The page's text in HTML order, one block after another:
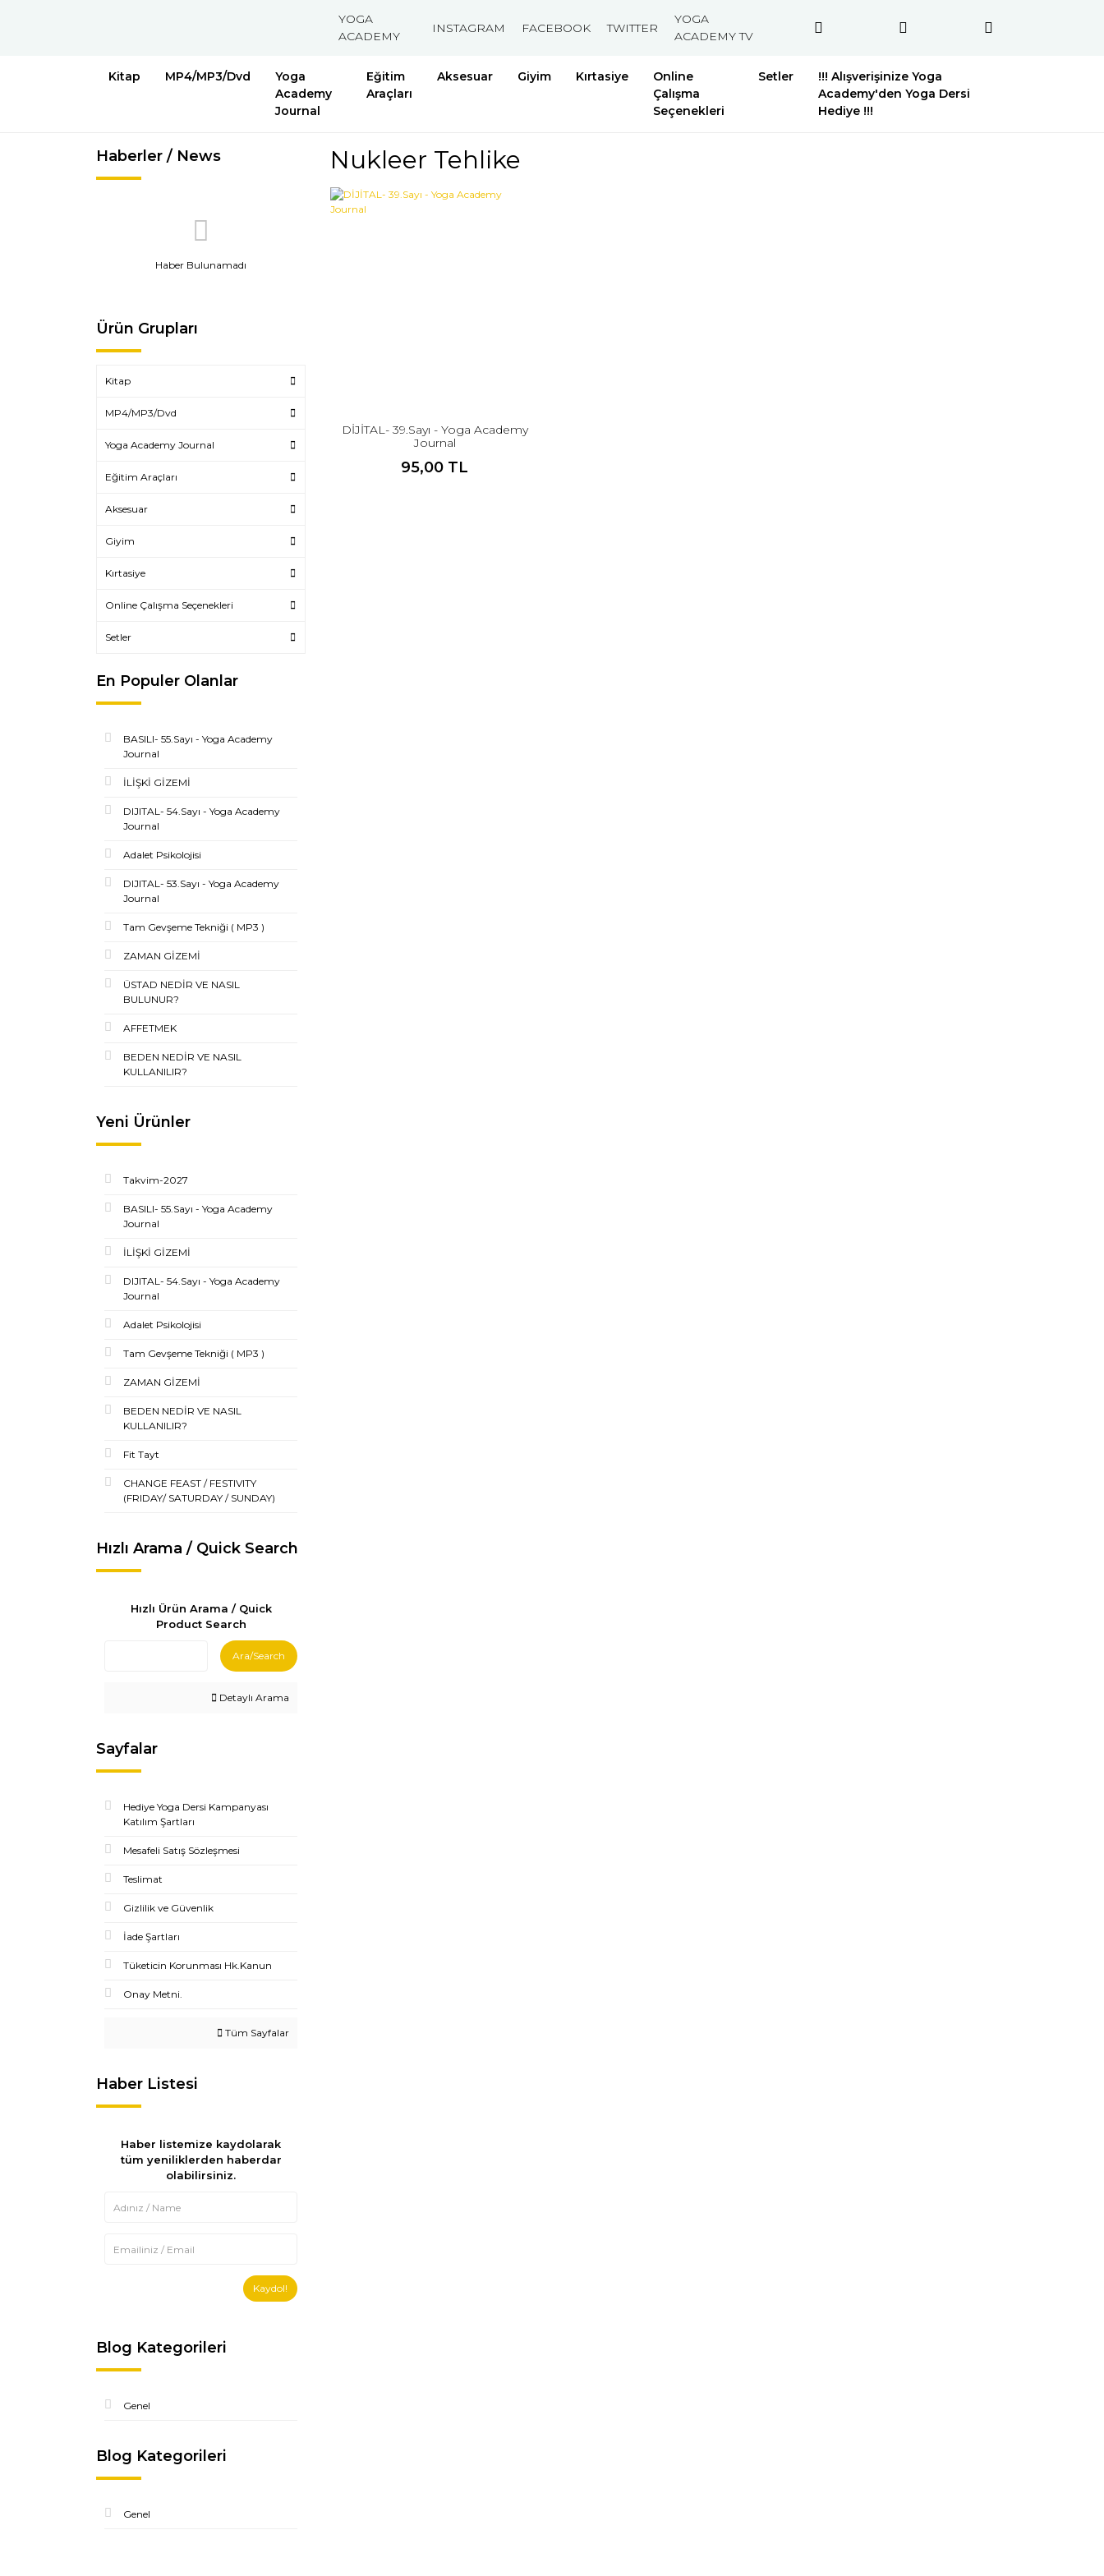
YOGA
ACADEMY
INSTAGRAM FACEBOOK TWITTER
YOGA
ACADEMY TV
Kitap MP4/MP3/Dvd
Yoga
Academy
Journal
Eğitim
Araçları
Aksesuar Giyim Kırtasiye
Online
Çalışma
Seçenekleri
Setler
!!! Alışverişinize Yoga
Academy'den Yoga Dersi
Hediye !!!
Haberler / News
Haber Bulunamadı
Ürün Grupları
Kitap
MP4/MP3/Dvd
Yoga Academy Journal
Eğitim Araçları
Aksesuar
Giyim
Kırtasiye
Online Çalışma Seçenekleri
Setler
En Populer Olanlar
BASILI- 55.Sayı - Yoga Academy
Journal
İLİŞKİ GİZEMİ
DIJITAL- 54.Sayı - Yoga Academy
Journal
Adalet Psikolojisi
DIJITAL- 53.Sayı - Yoga Academy
Journal
Tam Gevşeme Tekniği ( MP3 )
ZAMAN GİZEMİ
ÜSTAD NEDİR VE NASIL
BULUNUR?
AFFETMEK
BEDEN NEDİR VE NASIL
KULLANILIR?
Yeni Ürünler
Takvim-2027
BASILI- 55.Sayı - Yoga Academy
Journal
İLİŞKİ GİZEMİ
DIJITAL- 54.Sayı - Yoga Academy
Journal
Adalet Psikolojisi
Tam Gevşeme Tekniği ( MP3 )
ZAMAN GİZEMİ
BEDEN NEDİR VE NASIL
KULLANILIR?
Fit Tayt
CHANGE FEAST / FESTIVITY
(FRIDAY/ SATURDAY / SUNDAY)
Hızlı Arama / Quick Search
Hızlı Ürün Arama / Quick
Product Search
Ara/Search
Detaylı Arama
Sayfalar
Hediye Yoga Dersi Kampanyası
Katılım Şartları
Mesafeli Satış Sözleşmesi
Teslimat
Gizlilik ve Güvenlik
İade Şartları
Tüketicin Korunması Hk.Kanun
Onay Metni.
Tüm Sayfalar
Haber Listesi
Haber listemize kaydolarak
tüm yeniliklerden haberdar
olabilirsiniz.
Kaydol!
Blog Kategorileri
Genel
Blog Kategorileri
Genel
Nukleer Tehlike
DİJİTAL- 39.Sayı - Yoga Academy
Journal
95,00 TL